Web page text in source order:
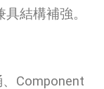
構補強。